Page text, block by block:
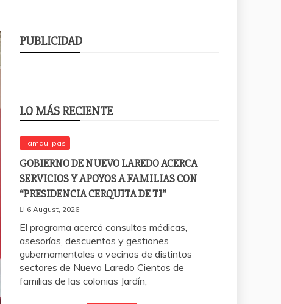
PUBLICIDAD
LO MÁS RECIENTE
Tamaulipas
GOBIERNO DE NUEVO LAREDO ACERCA
SERVICIOS Y APOYOS A FAMILIAS CON
“PRESIDENCIA CERQUITA DE TI”
6 August, 2026
El programa acercó consultas médicas,
asesorías, descuentos y gestiones
gubernamentales a vecinos de distintos
sectores de Nuevo Laredo Cientos de
familias de las colonias Jardín,